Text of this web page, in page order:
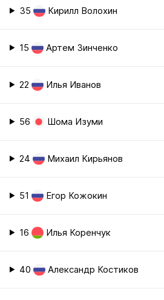
35 Кирилл Волохин
15 Артем Зинченко
22 Илья Иванов
56 Шома Изуми
24 Михаил Кирьянов
51 Егор Кожокин
16 Илья Коренчук
40 Александр Костиков